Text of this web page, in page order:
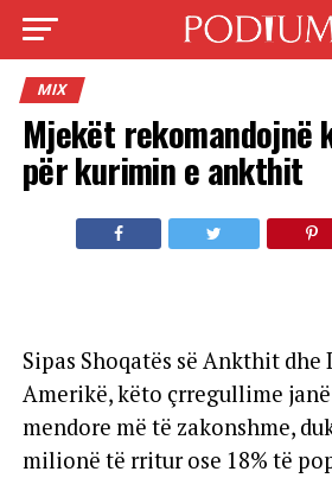
MIX
Mjekët rekomandojnë
për kurimin e ankthit
Sipas Shoqatës së Ankthit
Amerikë, këto çrregullime
mendore më të zakonshme,
milionë të rritur ose 18% të